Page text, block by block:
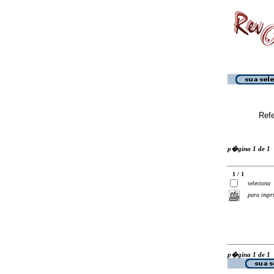
p�gina 1 de 1
1 / 1
seleciona
para
p�gina 1 de 1